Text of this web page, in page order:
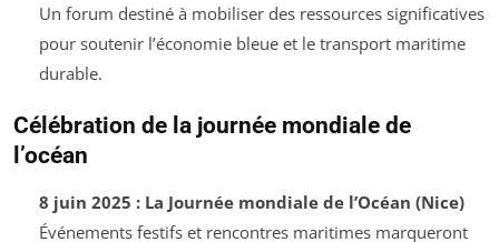
Un forum destiné à mobiliser des ressources significatives
pour soutenir l’économie bleue et le transport maritime
durable.
Célébration de la journée mondiale de
l’océan
8 juin 2025 : La Journée mondiale de l’Océan (Nice)
Événements festifs et rencontres maritimes marqueront